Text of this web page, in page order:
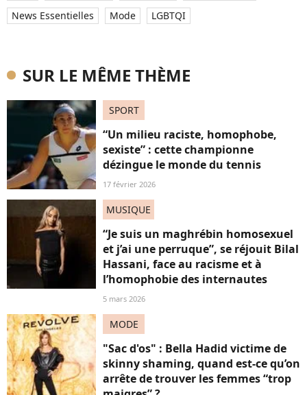
News Essentielles Mode LGBTQI
SUR LE MÊME THÈME
SPORT
“Un milieu raciste, homophobe,
sexiste” : cette championne
dézingue le monde du tennis
17 février 2026
MUSIQUE
“Je suis un maghrébin homosexuel
et j’ai une perruque”, se réjouit Bilal
Hassani, face au racisme et à
l’homophobie des internautes
5 mars 2026
MODE
"Sac d'os" : Bella Hadid victime de
skinny shaming, quand est-ce qu’on
arrête de trouver les femmes “trop